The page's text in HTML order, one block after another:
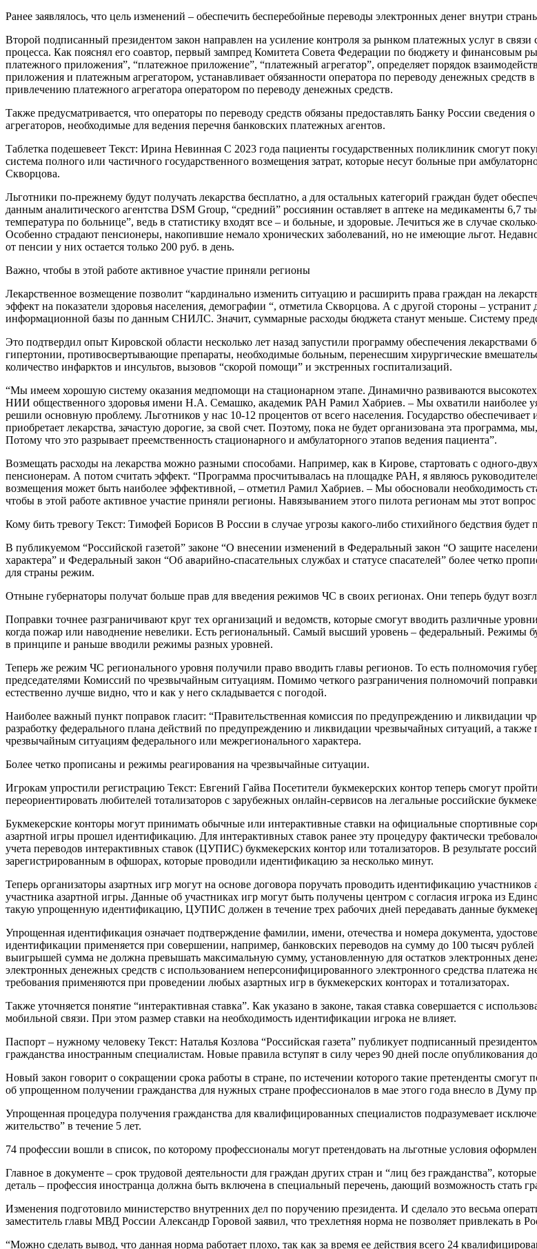
Ранее заявлялось, что цель изменений – обеспечить бесперебойные переводы электронных денег внутри
Второй подписанный президентом закон направлен на усиление контроля за рынком платежных услуг в
процесса. Как пояснял его соавтор, первый зампред Комитета Совета Федерации по бюджету и финансовым
платежного приложения”, “платежное приложение”, “платежный агрегатор”, определяет порядок
приложения и платежным агрегатором, устанавливает обязанности оператора по переводу денежных
привлечению платежного агрегатора оператором по переводу денежных средств.
Также предусматривается, что операторы по переводу средств обязаны предоставлять Банку России
агрегаторов, необходимые для ведения перечня банковских платежных агентов.
Таблетка подешевеет Текст: Ирина Невинная С 2023 года пациенты государственных поликлиник смогут
система полного или частичного государственного возмещения затрат, которые несут больные при
Скворцова.
Льготники по-прежнему будут получать лекарства бесплатно, а для остальных категорий граждан будет
данным аналитического агентства DSM Group, “средний” россиянин оставляет в аптеке на медикаменты 6,7
температура по больнице”, ведь в статистику входят все – и больные, и здоровые. Лечиться же в случае
Особенно страдают пенсионеры, накопившие немало хронических заболеваний, но не имеющие льгот.
от пенсии у них остается только 200 руб. в день.
Важно, чтобы в этой работе активное участие приняли регионы
Лекарственное возмещение позволит “кардинально изменить ситуацию и расширить права граждан на
эффект на показатели здоровья населения, демографии “, отметила Скворцова. А с другой стороны –
информационной базы по данным СНИЛС. Значит, суммарные расходы бюджета станут меньше. Систему
Это подтвердил опыт Кировской области несколько лет назад запустили программу обеспечения
гипертонии, противосвертывающие препараты, необходимые больным, перенесшим хирургические
количество инфарктов и инсультов, вызовов “скорой помощи” и экстренных госпитализаций.
“Мы имеем хорошую систему оказания медпомощи на стационарном этапе. Динамично развиваются
НИИ общественного здоровья имени Н.А. Семашко, академик РАН Рамил Хабриев. – Мы охватили наиболее
решили основную проблему. Льготников у нас 10-12 процентов от всего населения. Государство
приобретает лекарства, зачастую дорогие, за свой счет. Поэтому, пока не будет организована эта
Потому что это разрывает преемственность стационарного и амбулаторного этапов ведения пациента”.
Возмещать расходы на лекарства можно разными способами. Например, как в Кирове, стартовать с одного-
пенсионерам. А потом считать эффект. “Программа просчитывалась на площадке РАН, я являюсь
возмещения может быть наиболее эффективной, – отметил Рамил Хабриев. – Мы обосновали необходимость
чтобы в этой работе активное участие приняли регионы. Навязыванием этого пилота регионам мы этот
Кому бить тревогу Текст: Тимофей Борисов В России в случае угрозы какого-либо стихийного бедствия
В публикуемом “Российской газетой” законе “О внесении изменений в Федеральный закон “О защите
характера” и Федеральный закон “Об аварийно-спасательных службах и статусе спасателей” более четко
для страны режим.
Отныне губернаторы получат больше прав для введения режимов ЧС в своих регионах. Они теперь будут
Поправки точнее разграничивают круг тех организаций и ведомств, которые смогут вводить различные
когда пожар или наводнение невелики. Есть региональный. Самый высший уровень – федеральный. Режимы
в принципе и раньше вводили режимы разных уровней.
Теперь же режим ЧС регионального уровня получили право вводить главы регионов. То есть полномочия
председателями Комиссий по чрезвычайным ситуациям. Помимо четкого разграничения полномочий
естественно лучше видно, что и как у него складывается с погодой.
Наиболее важный пункт поправок гласит: “Правительственная комиссия по предупреждению и ликвидации
разработку федерального плана действий по предупреждению и ликвидации чрезвычайных ситуаций, а
чрезвычайным ситуациям федерального или межрегионального характера.
Более четко прописаны и режимы реагирования на чрезвычайные ситуации.
Игрокам упростили регистрацию Текст: Евгений Гайва Посетители букмекерских контор теперь смогут
переориентировать любителей тотализаторов с зарубежных онлайн-сервисов на легальные российские
Букмекерские конторы могут принимать обычные или интерактивные ставки на официальные спортивные
азартной игры прошел идентификацию. Для интерактивных ставок ранее эту процедуру фактически
учета переводов интерактивных ставок (ЦУПИС) букмекерских контор или тотализаторов. В результате
зарегистрированным в офшорах, которые проводили идентификацию за несколько минут.
Теперь организаторы азартных игр могут на основе договора поручать проводить идентификацию
участника азартной игры. Данные об участниках игр могут быть получены центром с согласия игрока из
такую упрощенную идентификацию, ЦУПИС должен в течение трех рабочих дней передавать данные
Упрощенная идентификация означает подтверждение фамилии, имени, отечества и номера документа,
идентификации применяется при совершении, например, банковских переводов на сумму до 100 тысяч
выигрышей сумма не должна превышать максимальную сумму, установленную для остатков электронных
электронных денежных средств с использованием неперсонифицированного электронного средства платежа
требования применяются при проведении любых азартных игр в букмекерских конторах и тотализаторах.
Также уточняется понятие “интерактивная ставка”. Как указано в законе, такая ставка совершается с
мобильной связи. При этом размер ставки на необходимость идентификации игрока не влияет.
Паспорт – нужному человеку Текст: Наталья Козлова “Российская газета” публикует подписанный
гражданства иностранным специалистам. Новые правила вступят в силу через 90 дней после опубликования
Новый закон говорит о сокращении срока работы в стране, по истечении которого такие претенденты
об упрощенном получении гражданства для нужных стране профессионалов в мае этого года внесло в Думу
Упрощенная процедура получения гражданства для квалифицированных специалистов подразумевает
жительство” в течение 5 лет.
74 профессии вошли в список, по которому профессионалы могут претендовать на льготные условия
Главное в документе – срок трудовой деятельности для граждан других стран и “лиц без гражданства”,
деталь – профессия иностранца должна быть включена в специальный перечень, дающий возможность стать
Изменения подготовило министерство внутренних дел по поручению президента. И сделало это весьма
заместитель главы МВД России Александр Горовой заявил, что трехлетняя норма не позволяет привлекать в
“Можно сделать вывод, что данная норма работает плохо, так как за время ее действия всего 24